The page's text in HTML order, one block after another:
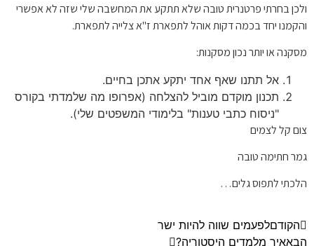
ולכן בחרתי פרטנרית טובה שלא תתקע את המחשבה שלי שזה לא אפשרי
והקמנו יחד בכמה דקות אוהל לתפארת ז"א צלייה לתפארת.
מסקנה או יותר נכון מסקנות:
אל תתנו שאף אחד יתקע אתכן בחיים.
תכנון מוקדם מוביל להצלחה (אפרופו מה שלמדתי בקורס
"ניסוח כתבי טענות" בלימודי המשפטים שלי).
צום קל לצמים
גמר חתימה טובה
הלכתי לתפוס גלים…
הקודםלפעמים שווה להיות ישר
הבאאיך מלמדים היסטוריה?